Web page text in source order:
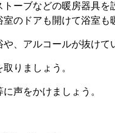
トーブなどの暖房器具
のドアも開けて浴室も
や、アルコールが抜けて
りましょう。
に声をかけましょう。